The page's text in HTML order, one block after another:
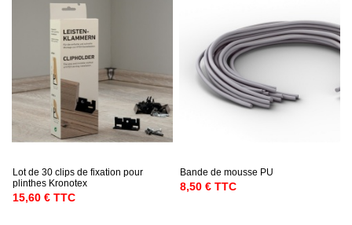
Lot de 30 clips de fixation pour
plinthes Kronotex
15,60 € TTC
Bande de mousse PU
8,50 € TTC